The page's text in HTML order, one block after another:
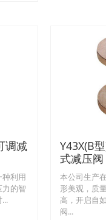
调减
种利用
的智
Y43X(B
式减压阀
本公司生产
形美观，质
高，开启自
阀...